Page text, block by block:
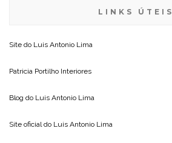
LINKS ÚTEIS
Site do Luis Antonio Lima
Patricia Portilho Interiores
Blog do Luis Antonio Lima
Site oficial do Luis Antonio Lima